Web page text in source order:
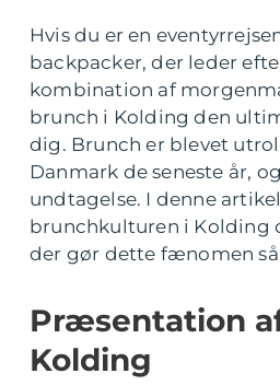
Hvis du er en
backpacker, der leder
kombination af
brunch i Kolding den
dig. Brunch er blevet
Danmark de seneste år,
undtagelse. I denne
brunchkulturen i Kolding
der gør dette fænomen
Præsentation
Kolding